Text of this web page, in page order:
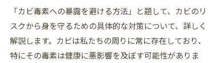
「カビ毒素への暴露を避ける方法」と題して、カビのリ
スクから身を守るための具体的な対策について、詳しく
解説します。カビは私たちの周りに常に存在しており、
特にその毒素は健康に悪影響を及ぼす可能性がありま